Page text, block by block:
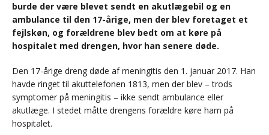
burde der være blevet sendt en akutlægebil og en
ambulance til den 17-årige, men der blev foretaget et
fejlskøn, og forældrene blev bedt om at køre på
hospitalet med drengen, hvor han senere døde.
Den 17-årige dreng døde af meningitis den 1. januar 2017. Han
havde ringet til akuttelefonen 1813, men der blev – trods
symptomer på meningitis – ikke sendt ambulance eller
akutlæge. I stedet måtte drengens forældre køre ham på
hospitalet.